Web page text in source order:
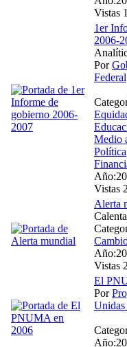
Vistas
1er
2006-
Por
Federal
Medio
Política
Vistas
Alerta
Vistas
El
Por
Unidas